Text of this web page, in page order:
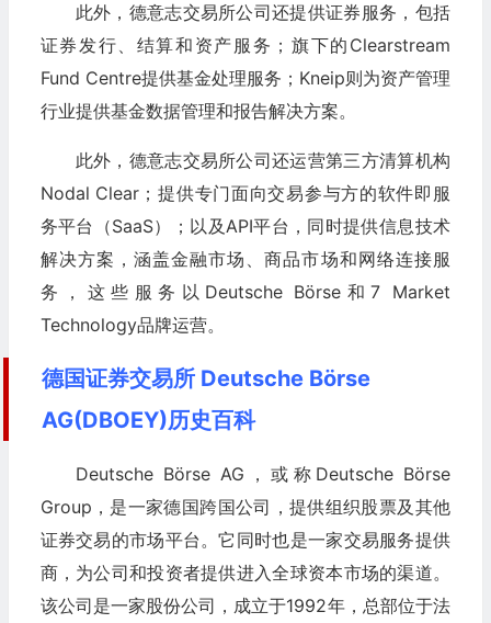
此外，德意志交易所公司还提供证券服务，包括
证券发行、结算和资产服务；旗下的Clearstream
Fund Centre提供基金处理服务；Kneip则为资产管理
行业提供基金数据管理和报告解决方案。
此外，德意志交易所公司还运营第三方清算机构
Nodal Clear；提供专门面向交易参与方的软件即服
务平台（SaaS）；以及API平台，同时提供信息技术
解决方案，涵盖金融市场、商品市场和网络连接服
务，这些服务以Deutsche Börse和7 Market
Technology品牌运营。
德国证券交易所 Deutsche Börse
AG(DBOEY)历史百科
Deutsche Börse AG，或称Deutsche Börse
Group，是一家德国跨国公司，提供组织股票及其他
证券交易的市场平台。它同时也是一家交易服务提供
商，为公司和投资者提供进入全球资本市场的渠道。
该公司是一家股份公司，成立于1992年，总部位于法